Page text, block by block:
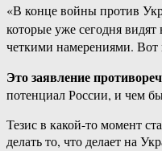
«В конце войны против
которые уже сегодня
четкими намерениями.
Это заявление
потенциал России, и чем
Тезис в какой-то момент
делать то, что делает на